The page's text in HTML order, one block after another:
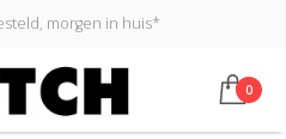
morgen in huis*
0